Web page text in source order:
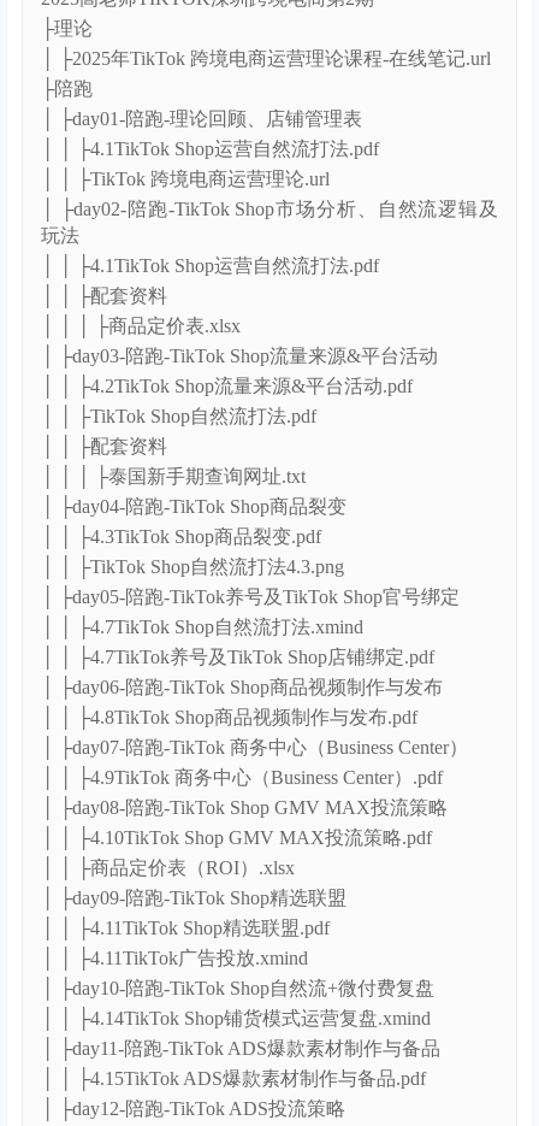
├理论
│ ├2025年TikTok 跨境电商运营理论课程-在线笔记.url
├陪跑
│ ├day01-陪跑-理论回顾、店铺管理表
│ │ ├4.1TikTok Shop运营自然流打法.pdf
│ │ ├TikTok 跨境电商运营理论.url
│ ├day02-陪跑-TikTok Shop市场分析、自然流逻辑及
玩法
│ │ ├4.1TikTok Shop运营自然流打法.pdf
│ │ ├配套资料
│ │ │ ├商品定价表.xlsx
│ ├day03-陪跑-TikTok Shop流量来源&平台活动
│ │ ├4.2TikTok Shop流量来源&平台活动.pdf
│ │ ├TikTok Shop自然流打法.pdf
│ │ ├配套资料
│ │ │ ├泰国新手期查询网址.txt
│ ├day04-陪跑-TikTok Shop商品裂变
│ │ ├4.3TikTok Shop商品裂变.pdf
│ │ ├TikTok Shop自然流打法4.3.png
│ ├day05-陪跑-TikTok养号及TikTok Shop官号绑定
│ │ ├4.7TikTok Shop自然流打法.xmind
│ │ ├4.7TikTok养号及TikTok Shop店铺绑定.pdf
│ ├day06-陪跑-TikTok Shop商品视频制作与发布
│ │ ├4.8TikTok Shop商品视频制作与发布.pdf
│ ├day07-陪跑-TikTok 商务中心（Business Center）
│ │ ├4.9TikTok 商务中心（Business Center）.pdf
│ ├day08-陪跑-TikTok Shop GMV MAX投流策略
│ │ ├4.10TikTok Shop GMV MAX投流策略.pdf
│ │ ├商品定价表（ROI）.xlsx
│ ├day09-陪跑-TikTok Shop精选联盟
│ │ ├4.11TikTok Shop精选联盟.pdf
│ │ ├4.11TikTok广告投放.xmind
│ ├day10-陪跑-TikTok Shop自然流+微付费复盘
│ │ ├4.14TikTok Shop铺货模式运营复盘.xmind
│ ├day11-陪跑-TikTok ADS爆款素材制作与备品
│ │ ├4.15TikTok ADS爆款素材制作与备品.pdf
│ ├day12-陪跑-TikTok ADS投流策略